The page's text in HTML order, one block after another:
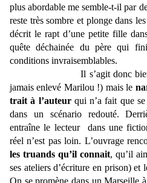
plus abordable me semble-t-il par
reste très sombre et plonge dans
décrit le rapt d’une petite fille
quête déchainée du père qui
conditions invraisemblables.
Il s’agit donc
jamais enlevé Marilou !) mais le
trait à l’auteurqui n’a fait que se
dans un scénario redouté.
entraîne le lecteur
dans une
réel n’est pas loin. L’ouvrage
les truands qu’il connait, qu’il
ses ateliers d’écriture en prison) et